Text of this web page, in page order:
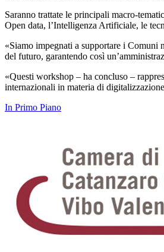
Saranno trattate le principali macro-
Open data, l’Intelligenza Artificiale, le
«Siamo impegnati a supportare i Comuni
del futuro, garantendo così
«Questi workshop – ha concluso –
internazionali in materia di
In Primo Piano